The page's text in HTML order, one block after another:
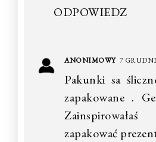
ODPOWIEDZ
ANONIMOWY 7
Pakunki sa
zapakowane .
zapakować